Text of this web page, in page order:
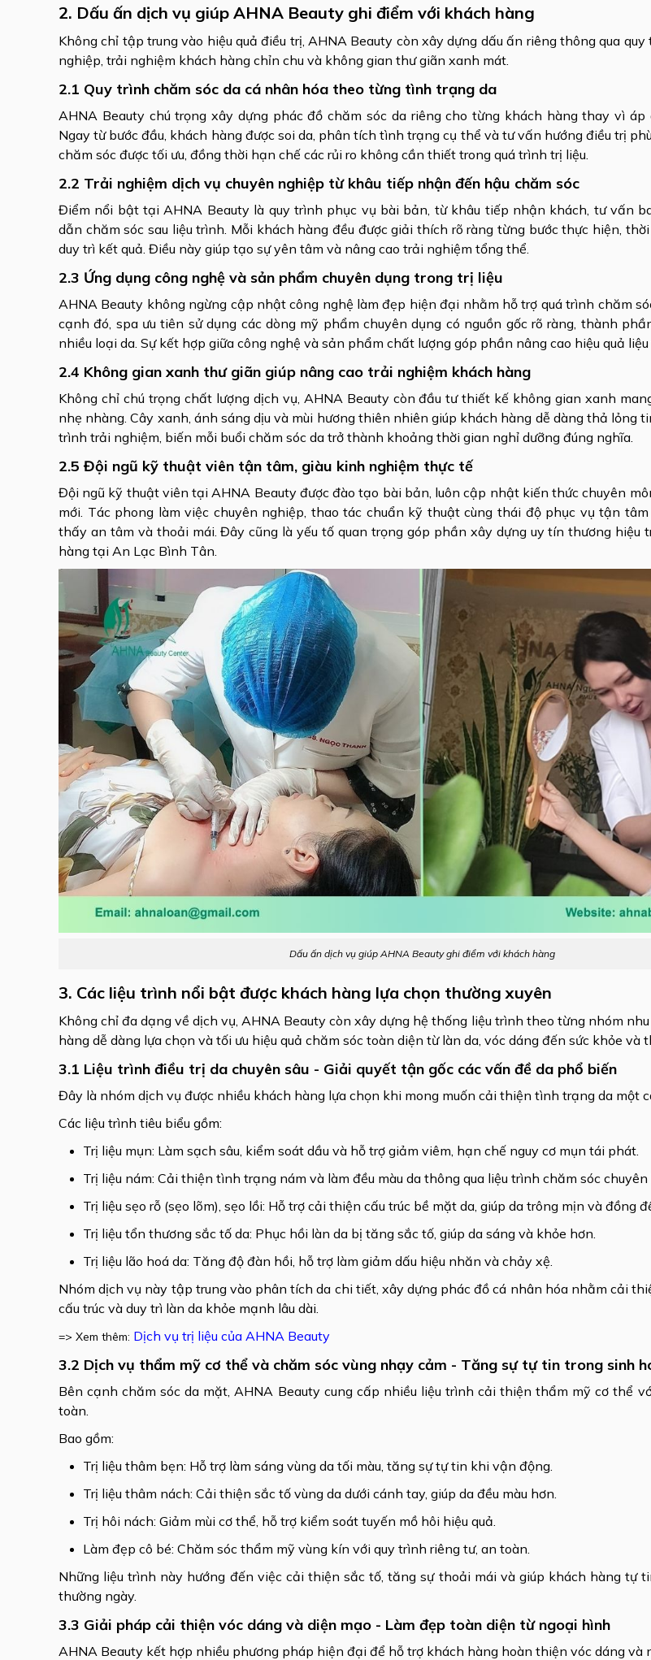
2. Dấu ấn dịch vụ giúp AHNA Beauty ghi điểm với khách hàng
Không chỉ tập trung vào hiệu quả điều trị, AHNA Beauty còn xây dựng dấu ấn riêng thông qua
nghiệp, trải nghiệm khách hàng chỉn chu và không gian thư giãn xanh mát.
2.1 Quy trình chăm sóc da cá nhân hóa theo từng tình trạng da
AHNA Beauty chú trọng xây dựng phác đồ chăm sóc da riêng cho từng khách hàng thay vì áp
Ngay từ bước đầu, khách hàng được soi da, phân tích tình trạng cụ thể và tư vấn hướng điều trị
chăm sóc được tối ưu, đồng thời hạn chế các rủi ro không cần thiết trong quá trình trị liệu.
2.2 Trải nghiệm dịch vụ chuyên nghiệp từ khâu tiếp nhận đến hậu chăm sóc
Điểm nổi bật tại AHNA Beauty là quy trình phục vụ bài bản, từ khâu tiếp nhận khách, tư vấn
dẫn chăm sóc sau liệu trình. Mỗi khách hàng đều được giải thích rõ ràng từng bước thực hiện,
duy trì kết quả. Điều này giúp tạo sự yên tâm và nâng cao trải nghiệm tổng thể.
2.3 Ứng dụng công nghệ và sản phẩm chuyên dụng trong trị liệu
AHNA Beauty không ngừng cập nhật công nghệ làm đẹp hiện đại nhằm hỗ trợ quá trình chăm
cạnh đó, spa ưu tiên sử dụng các dòng mỹ phẩm chuyên dụng có nguồn gốc rõ ràng, thành
nhiều loại da. Sự kết hợp giữa công nghệ và sản phẩm chất lượng góp phần nâng cao hiệu quả
2.4 Không gian xanh thư giãn giúp nâng cao trải nghiệm khách hàng
Không chỉ chú trọng chất lượng dịch vụ, AHNA Beauty còn đầu tư thiết kế không gian xanh
nhẹ nhàng. Cây xanh, ánh sáng dịu và mùi hương thiên nhiên giúp khách hàng dễ dàng thả lỏng
trình trải nghiệm, biến mỗi buổi chăm sóc da trở thành khoảng thời gian nghỉ dưỡng đúng nghĩa.
2.5 Đội ngũ kỹ thuật viên tận tâm, giàu kinh nghiệm thực tế
Đội ngũ kỹ thuật viên tại AHNA Beauty được đào tạo bài bản, luôn cập nhật kiến thức chuyên
mới. Tác phong làm việc chuyên nghiệp, thao tác chuẩn kỹ thuật cùng thái độ phục vụ tận
thấy an tâm và thoải mái. Đây cũng là yếu tố quan trọng góp phần xây dựng uy tín thương hiệu
hàng tại An Lạc Bình Tân.
Dấu ấn dịch vụ giúp AHNA Beauty ghi điểm với khách hàng
3. Các liệu trình nổi bật được khách hàng lựa chọn thường xuyên
Không chỉ đa dạng về dịch vụ, AHNA Beauty còn xây dựng hệ thống liệu trình theo từng nhóm
hàng dễ dàng lựa chọn và tối ưu hiệu quả chăm sóc toàn diện từ làn da, vóc dáng đến sức khỏe và
3.1 Liệu trình điều trị da chuyên sâu - Giải quyết tận gốc các vấn đề da phổ biến
Đây là nhóm dịch vụ được nhiều khách hàng lựa chọn khi mong muốn cải thiện tình trạng da một
Các liệu trình tiêu biểu gồm:
Trị liệu mụn: Làm sạch sâu, kiểm soát dầu và hỗ trợ giảm viêm, hạn chế nguy cơ mụn tái phát.
Trị liệu nám: Cải thiện tình trạng nám và làm đều màu da thông qua liệu trình chăm sóc chuyên
Trị liệu sẹo rỗ (sẹo lõm), sẹo lồi: Hỗ trợ cải thiện cấu trúc bề mặt da, giúp da trông mịn và đồng
Trị liệu tổn thương sắc tố da: Phục hồi làn da bị tăng sắc tố, giúp da sáng và khỏe hơn.
Trị liệu lão hoá da: Tăng độ đàn hồi, hỗ trợ làm giảm dấu hiệu nhăn và chảy xệ.
Nhóm dịch vụ này tập trung vào phân tích da chi tiết, xây dựng phác đồ cá nhân hóa nhằm cải
cấu trúc và duy trì làn da khỏe mạnh lâu dài.
=> Xem thêm: Dịch vụ trị liệu của AHNA Beauty
3.2 Dịch vụ thẩm mỹ cơ thể và chăm sóc vùng nhạy cảm - Tăng sự tự tin trong sinh
Bên cạnh chăm sóc da mặt, AHNA Beauty cung cấp nhiều liệu trình cải thiện thẩm mỹ cơ thể
toàn.
Bao gồm:
Trị liệu thâm bẹn: Hỗ trợ làm sáng vùng da tối màu, tăng sự tự tin khi vận động.
Trị liệu thâm nách: Cải thiện sắc tố vùng da dưới cánh tay, giúp da đều màu hơn.
Trị hôi nách: Giảm mùi cơ thể, hỗ trợ kiểm soát tuyến mồ hôi hiệu quả.
Làm đẹp cô bé: Chăm sóc thẩm mỹ vùng kín với quy trình riêng tư, an toàn.
Những liệu trình này hướng đến việc cải thiện sắc tố, tăng sự thoải mái và giúp khách hàng tự
thường ngày.
3.3 Giải pháp cải thiện vóc dáng và diện mạo - Làm đẹp toàn diện từ ngoại hình
AHNA Beauty kết hợp nhiều phương pháp hiện đại để hỗ trợ khách hàng hoàn thiện vóc dáng và